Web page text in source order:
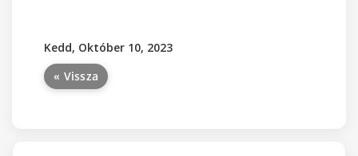
Kedd, Október 10, 2023
« Vissza